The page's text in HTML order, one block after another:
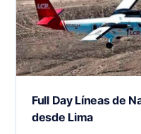
Full Day Líneas de
desde Lima